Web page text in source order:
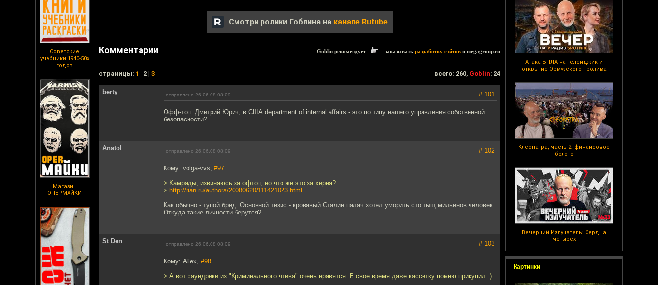
Советские
учебники 1940-50х
годов
Магазин
ОПЕРМАЙКИ
Атака БПЛА на Геленджик и
открытие Ормузского пролива
Клеопатра, часть 2: финансовое
болото
Вечерний Излучатель: Сердца
четырех
Картинки
Смотри ролики Гоблина на канале Rutube
Комментарии Goblin рекомендует заказывать разработку сайтов в megagroup.ru
cтраницы: 1 | 2 | 3 всего: 260, Goblin: 24
berty отправлено 26.06.08 08:09 # 101
Офф-топ: Дмитрий Юрич, в США department of internal affairs - это по типу нашего управления собственной
безопасности?
Anatol отправлено 26.06.08 08:09 # 102
Кому: volga-vvs, #97
> Камрады, извиняюсь за офтоп, но что же это за херня?
> http://rian.ru/authors/20080620/111421023.html
Как обычно - тупой бред. Основной тезис - кровавый Сталин палач хотел уморить сто тыщ мильенов человек.
Откуда такие личности берутся?
St Den отправлено 26.06.08 08:09 # 103
Кому: Allex, #98
> А вот саундреки из "Криминального чтива" очень нравятся. В свое время даже кассетку помню прикупил :)